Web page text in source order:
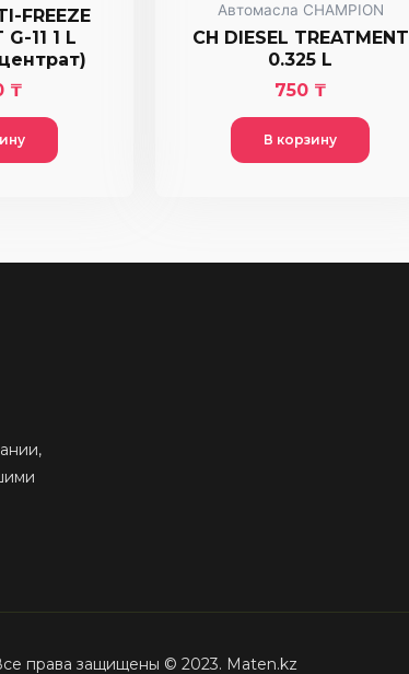
FREEZE
G-11 1 L
₸
Автомасла CHAMPION
CH DIESEL TREATMENT
0.325 L
750 ₸
В корзину
права защищены © 2023. Maten.kz